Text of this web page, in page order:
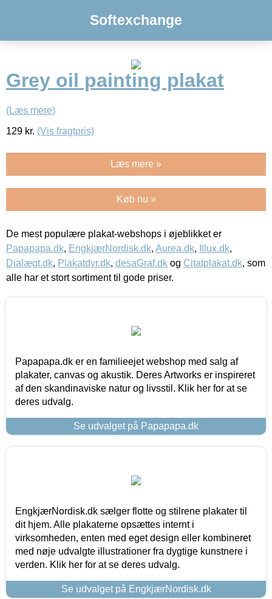
Softexchange
Grey oil painting plakat
(Læs mere)
129 kr. (Vis fragtpris)
Læs mere »
Køb nu »
De mest populære plakat-webshops i øjeblikket er
Papapapa.dk, EngkjærNordisk.dk, Aurea.dk, Illux.dk,
Dialægt.dk, Plakatdyr.dk, desaGraf.dk og Citatplakat.dk, som
alle har et stort sortiment til gode priser.
Papapapa.dk er en familieejet webshop med salg af
plakater, canvas og akustik. Deres Artworks er inspireret
af den skandinaviske natur og livsstil. Klik her for at se
deres udvalg.
Se udvalget på Papapapa.dk
EngkjærNordisk.dk sælger flotte og stilrene plakater til
dit hjem. Alle plakaterne opsættes internt i
virksomheden, enten med eget design eller kombineret
med nøje udvalgte illustrationer fra dygtige kunstnere i
verden. Klik her for at se deres udvalg.
Se udvalget på EngkjærNordisk.dk